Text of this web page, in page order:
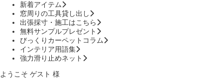
新着アイテム
窓周りの工具貸し出し
出張採寸・施工はこちら
無料サンプルプレゼント
びっくりカーペットコラム
インテリア用語集
強力滑り止めネット
ようこそ ゲスト 様